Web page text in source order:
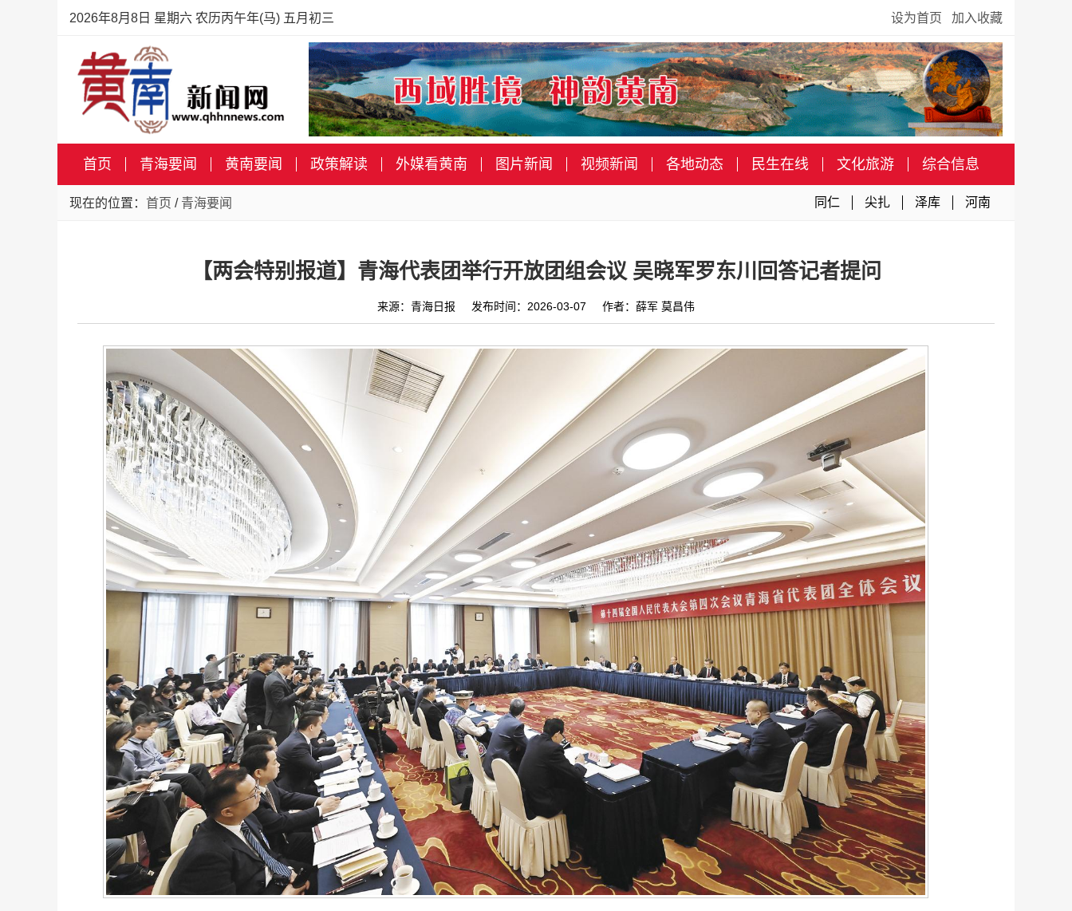
2026年8月8日 星期六 农历丙午年(马) 五月初三 设为首页 加入收藏
首页 青海要闻 黄南要闻 政策解读 外媒看黄南 图片新闻 视频新闻 各地动态 民生在线 文化旅游 综合信息
现在的位置： 首页 / 青海要闻 同仁 尖扎 泽库 河南
【两会特别报道】青海代表团举行开放团组会议 吴晓军罗东川回答记者提问
来源：青海日报 发布时间：2026-03-07 作者：薛军 莫昌伟